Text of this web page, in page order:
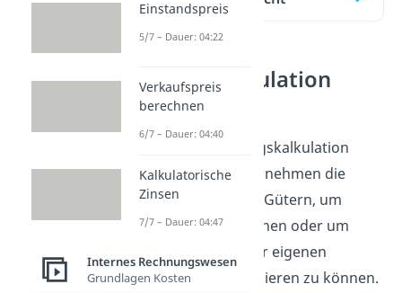
Bezugskalkulation
Definition
Im Zuge der Bezugskalkulation
ermittelt ein Unternehmen die
Bezugspreise
von Gütern, um
Angebote vergleichen oder um
Verkaufspreise der eigenen
Erzeugnisse kalkulieren zu können.
Einstandspreis
5/7 – Dauer: 04:22
Verkaufspreis
berechnen
6/7 – Dauer: 04:40
Kalkulatorische
Zinsen
7/7 – Dauer: 04:47
Internes Rechnungswesen
Grundlagen Kosten